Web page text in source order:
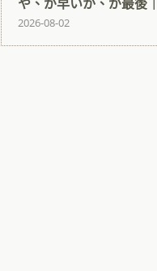
や、が早いか、が最後
2026-08-02